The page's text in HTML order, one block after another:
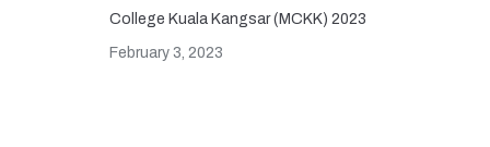
College Kuala Kangsar (MCKK) 2023
February 3, 2023